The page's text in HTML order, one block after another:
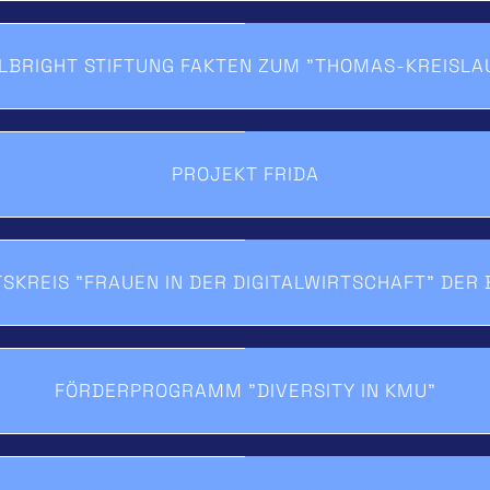
STIFTUNG FAKTEN ZUM "THOMAS-
PROJEKT FRIDA
"FRAUEN IN DER DIGITALWIRTSCHAFT" DER
FÖRDERPROGRAMM "DIVERSITY IN KMU"